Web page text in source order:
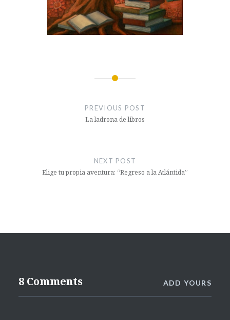
PREVIOUS POST
La ladrona de libros
NEXT POST
Elige tu propia aventura: “Regreso a la Atlántida”
8 Comments ADD YOURS